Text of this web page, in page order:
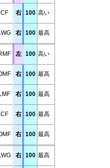
CF 右 100 高い
右 100 最高
左 100 高い
右 100 最高
LMF 右 100 最高
CF 右 100 最高
右 100 最高
右 100 最高